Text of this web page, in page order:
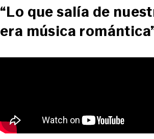
“Lo que salía de
era música